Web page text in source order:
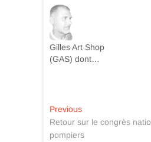
« Gilles Art
Shop » est enfin
ouverte. Elle
rassemble tous
mes articles sur
pratique et plus
brillant que
jamais, afin de
Gilles Art Shop
(GAS) dont…
Navigation
de
PreviousPrevious
post:
Retour sur le congrès
pompiers